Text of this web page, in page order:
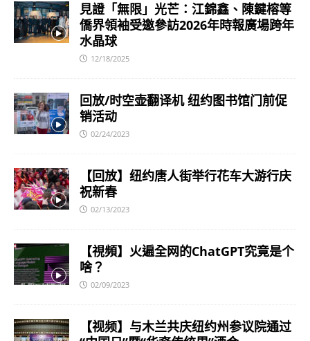
見證「無限」光芒：江錦鑫、陳鍵榕等
僑界領袖受邀參訪2026年時報廣場跨年
水晶球
12/18/2025
回放/时空壶翻译机 纽约图书馆门前促
销活动
02/24/2023
【回放】纽约唐人街举行花车大游行庆
祝新春
02/13/2023
【視頻】火遍全网的ChatGPT究竟是个
啥？
02/09/2023
【视频】与木兰共庆纽约州参议院通过